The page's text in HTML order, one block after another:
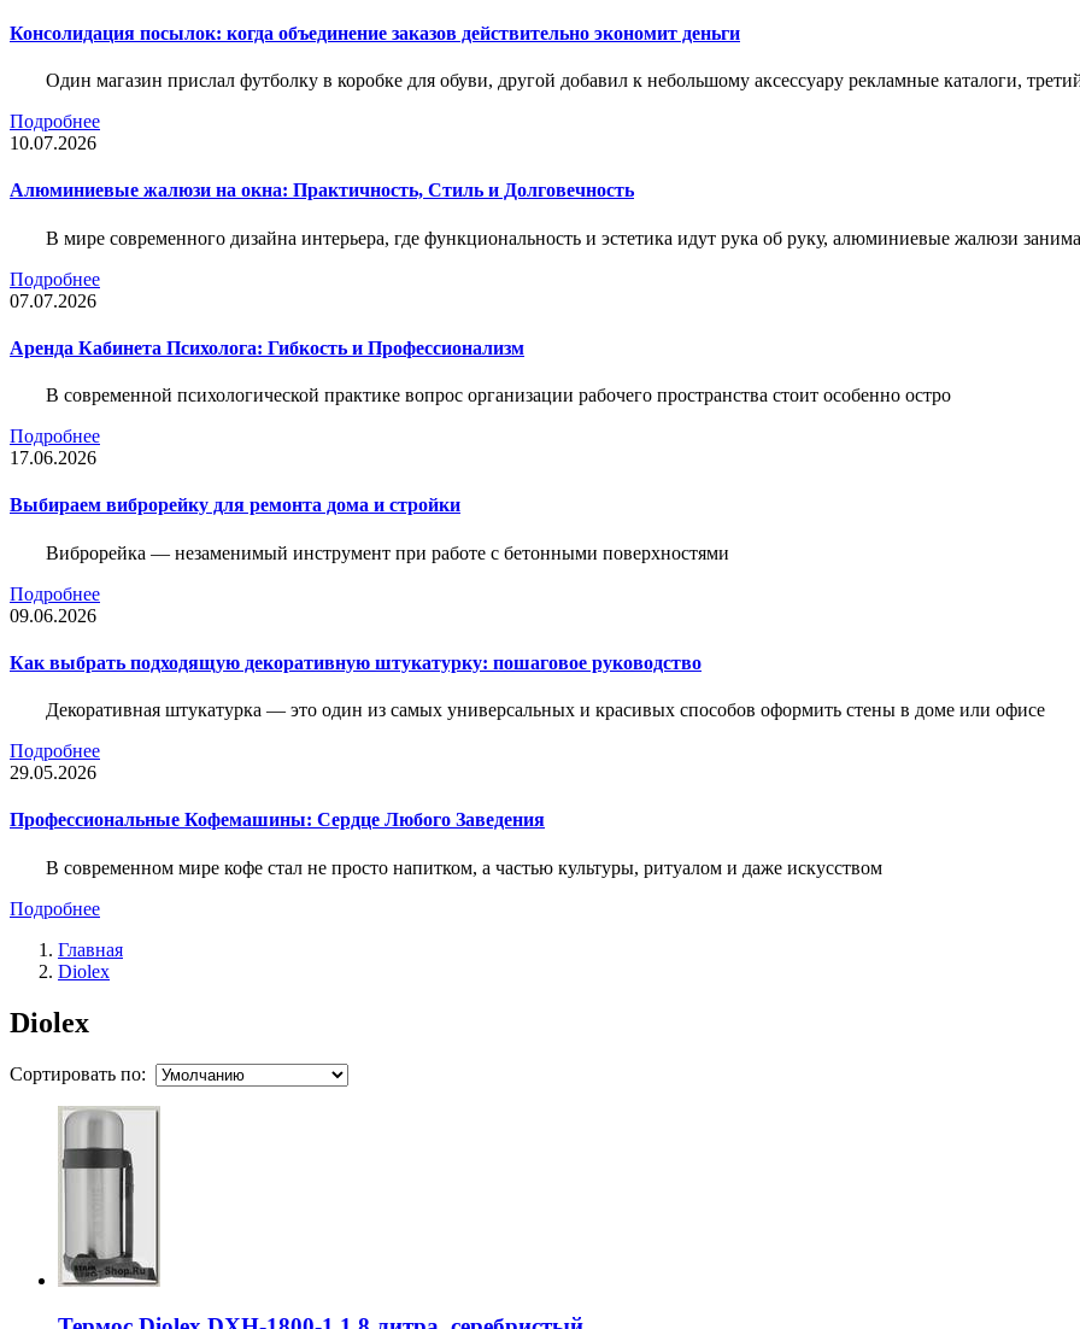
Консолидация посылок: когда объединение заказов действительно экономит деньги
Один магазин прислал футболку в коробке для обуви, другой добавил к небольшому аксессуару рекламные каталоги,
Подробнее
10.07.2026
Алюминиевые жалюзи на окна: Практичность, Стиль и Долговечность
В мире современного дизайна интерьера, где функциональность и эстетика идут рука об руку, алюминиевые жалюзи
Подробнее
07.07.2026
Аренда Кабинета Психолога: Гибкость и Профессионализм
В современной психологической практике вопрос организации рабочего пространства стоит особенно остро
Подробнее
17.06.2026
Выбираем виброрейку для ремонта дома и стройки
Виброрейка — незаменимый инструмент при работе с бетонными поверхностями
Подробнее
09.06.2026
Как выбрать подходящую декоративную штукатурку: пошаговое руководство
Декоративная штукатурка — это один из самых универсальных и красивых способов оформить стены в доме или офисе
Подробнее
29.05.2026
Профессиональные Кофемашины: Сердце Любого Заведения
В современном мире кофе стал не просто напитком, а частью культуры, ритуалом и даже искусством
Подробнее
Главная
Diolex
Diolex
Сортировать по: